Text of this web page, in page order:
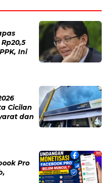
Ini
Cicilan
dan
Pro